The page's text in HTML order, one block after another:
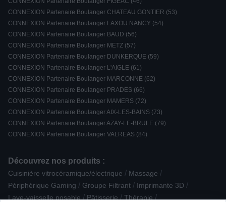
CONNEXION Partenaire Boulanger CHATEAU GONTIER (53)
CONNEXION Partenaire Boulanger LAXOU NANCY (54)
CONNEXION Partenaire Boulanger BAUD (56)
CONNEXION Partenaire Boulanger METZ (57)
CONNEXION Partenaire Boulanger DUNKERQUE (59)
CONNEXION Partenaire Boulanger L'AIGLE (61)
CONNEXION Partenaire Boulanger MARCONNE (62)
CONNEXION Partenaire Boulanger PRADES (66)
CONNEXION Partenaire Boulanger MAMERS (72)
CONNEXION Partenaire Boulanger AIX-LES-BAINS (73)
CONNEXION Partenaire Boulanger AZAY-LE-BRULE (79)
CONNEXION Partenaire Boulanger VALREAS (84)
Découvrez nos produits :
Cuisinière vitrocéramique/électrique / Massage /
Périphérique Gaming / Groupe Filtrant / Imprimante 3D /
Lave-vaisselle posable / Pâtisserie / Thérapie /